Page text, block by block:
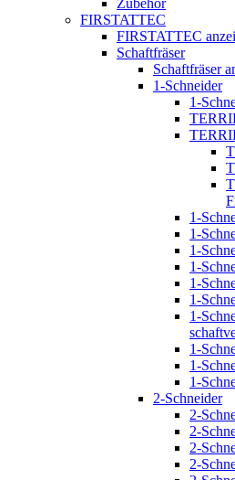
FIRSTATTEC
FIRSTATTEC
Schaftfräser
Schaftfräser
1-Schneider
1-
1-
1-
1-
1-
1-
1-
1-
1-
1-
1-
2-Schneider
2-
2-
2-
2-